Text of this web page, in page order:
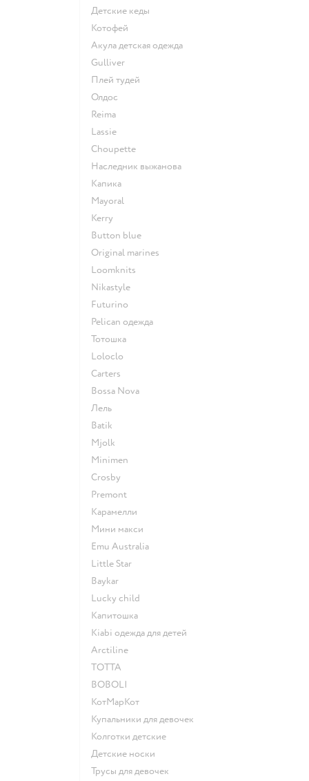
Детские кеды
Котофей
Акула детская одежда
Gulliver
Плей тудей
Олдос
Reima
Lassie
Choupette
Наследник выжанова
Капика
Mayoral
Kerry
Button blue
Original marines
Loomknits
Nikastyle
Futurino
Pelican одежда
Тотошка
Loloclo
Сarters
Bossa Nova
Лель
Batik
Mjolk
Minimen
Crosby
Premont
Карамелли
Мини макси
Emu Australia
Little Star
Baykar
Lucky child
Капитошка
Kiabi одежда для детей
Arctiline
ТОТТА
BOBOLI
КотМарКот
Купальники для девочек
Колготки детские
Детские носки
Трусы для девочек